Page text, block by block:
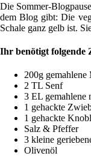
Die Sommer-
dem Blog gibt: Die
Schale ganz gelb ist.
Ihr benötigt folgende
200g gemahlene
2 TL Senf
3 EL gemahlene
1 gehackte
1 gehackte
Salz & Pfeffer
3 kleine
Olivenöl